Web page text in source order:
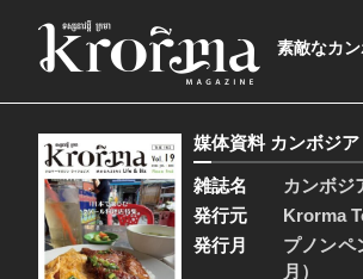
素敵なカ
媒体資料 カンボジ
雑誌名
カンボジ
発行元
Krorma
発行月
プノンペ
月）